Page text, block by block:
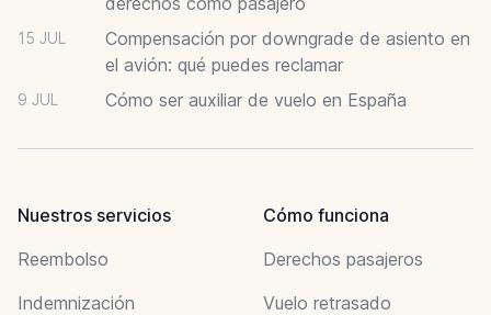
15 JUL
Compensación por downgrade de asiento en
el avión: qué puedes reclamar
9 JUL Cómo ser auxiliar de vuelo en España
Nuestros servicios
Reembolso
Indemnización
Cómo funciona
Derechos pasajeros
Vuelo retrasado